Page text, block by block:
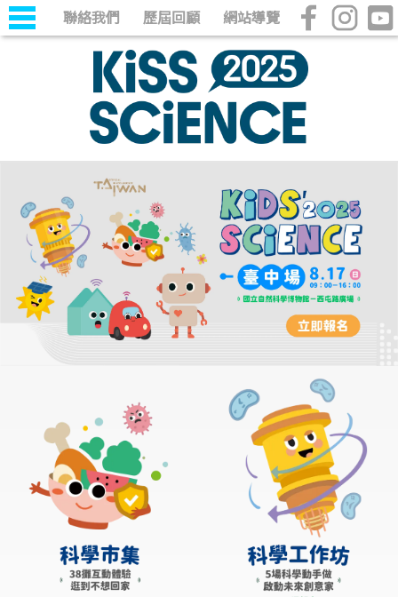
聯絡我們 歷屆回顧 網站導覽